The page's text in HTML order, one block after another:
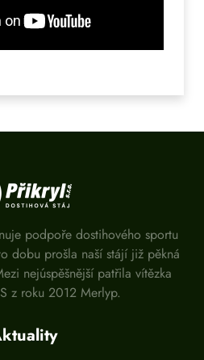
podpoře dostihového sportu
dobu prošla naší stájí již pěkná
nejúspěšnější patřila vítězka
z roku 2012 Merlyp.